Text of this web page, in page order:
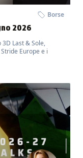
Borse
2026
Last & Sole,
Europe e i